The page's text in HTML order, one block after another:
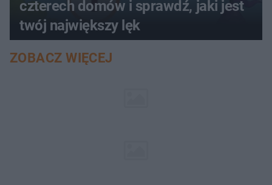
czterech domów i sprawdź, jaki jest
twój największy lęk
ZOBACZ WIĘCEJ